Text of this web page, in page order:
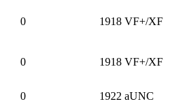
0 1918 VF+/XF
0 1918 VF+/XF
0 1922 aUNC